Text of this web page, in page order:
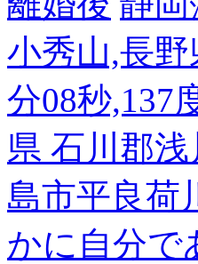
小秀山,長野
分08秒,137
県 石川郡浅
島市平良荷
かに自分で